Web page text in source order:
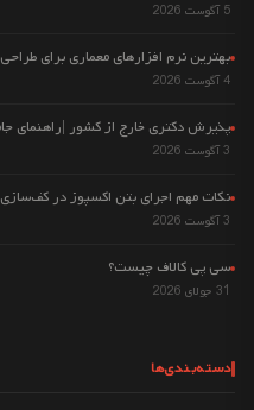
5 آگوست 2026
بهترین نرم افزارهای معماری برای طراحی
4 آگوست 2026
پذیرش دکتری خارج از کشور |راهنمای
3 آگوست 2026
نکات مهم اجرای بتن اکسپوز در کف‌سازی
3 آگوست 2026
سی پی کالاف چیست؟
31 جولای 2026
دسته‌بندی‌ها